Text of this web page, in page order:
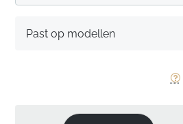
Past op modellen